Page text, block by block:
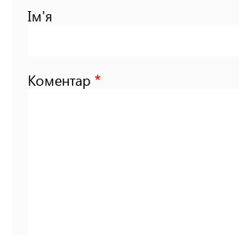
Ім'я
Коментар